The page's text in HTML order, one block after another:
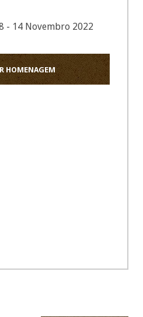
- 14 Novembro 2022
HOMENAGEM